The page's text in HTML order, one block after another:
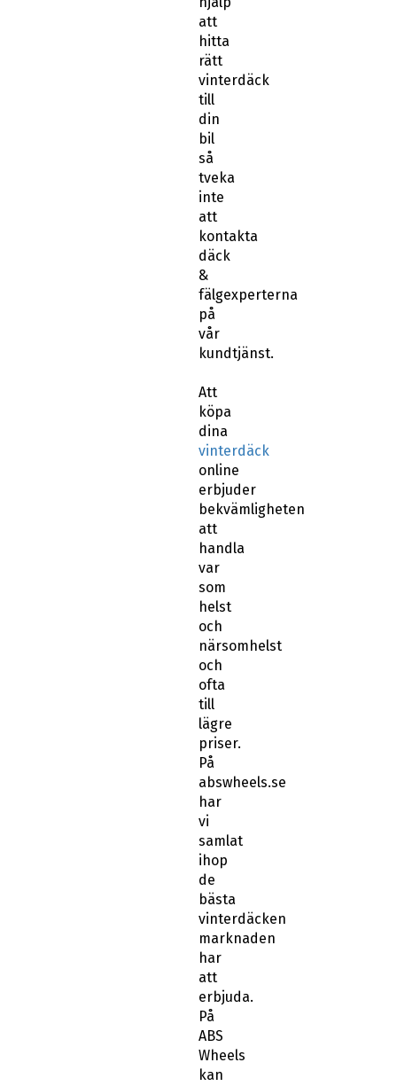
att
hitta
rätt
vinterdäck
till
din
bil
så
tveka
inte
att
kontakta
däck
&
fälgexperterna
på
vår
kundtjänst.
Att
köpa
dina
vinterdäck
online
erbjuder
bekvämligheten
att
handla
var
som
helst
och
närsomhelst
och
ofta
till
lägre
priser.
På
abswheels.se
har
vi
samlat
ihop
de
bästa
vinterdäcken
marknaden
har
att
erbjuda.
På
ABS
Wheels
kan